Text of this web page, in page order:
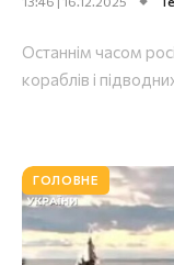
Останнім часом
кораблів і
ГОЛОВНЕ